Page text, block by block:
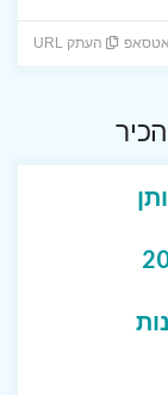
העתק URL
במשלוחה, 20